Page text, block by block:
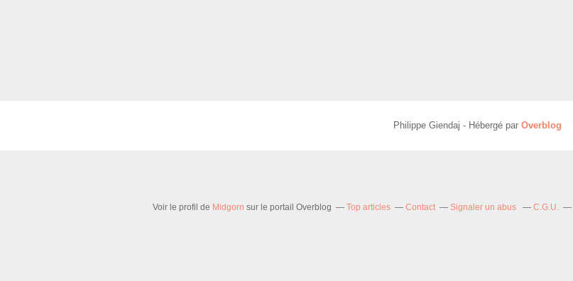
Philippe Giendaj - Hébergé par Overblog
Voir le profil de Midgorn sur le portail Overblog Top articles Contact Signaler un abus C.G.U.